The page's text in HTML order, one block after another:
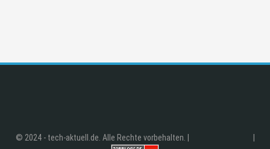
© 2024 - tech-aktuell.de. Alle Rechte vorbehalten. |